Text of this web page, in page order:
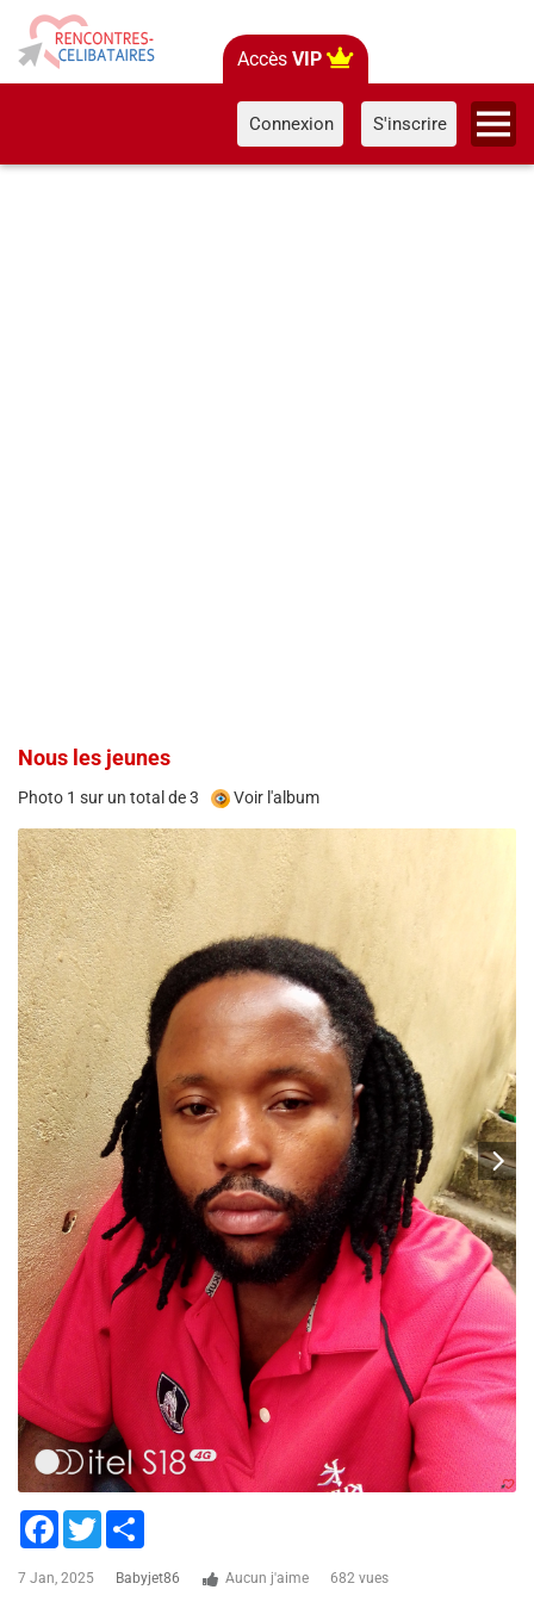
Accès VIP
Connexion S'inscrire
Nous les jeunes
Photo 1 sur un total de 3 Voir l'album
Facebook
Twitter
7 Jan, 2025 Babyjet86 Aucun j'aime 682 vues